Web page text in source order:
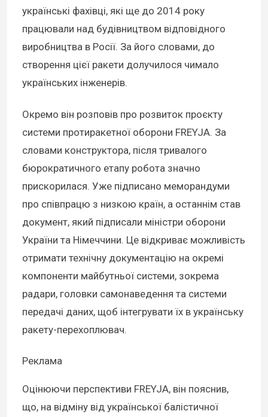
українські фахівці, які ще до 2014 року
працювали над будівництвом відповідного
виробництва в Росії. За його словами, до
створення цієї ракети долучилося чимало
українських інженерів.
Окремо він розповів про розвиток проєкту
системи протиракетної оборони FREYJA. За
словами конструктора, після тривалого
бюрократичного етапу робота значно
прискорилася. Уже підписано меморандуми
про співпрацю з низкою країн, а останнім став
документ, який підписали міністри оборони
України та Німеччини. Це відкриває можливість
отримати технічну документацію на окремі
компоненти майбутньої системи, зокрема
радари, головки самонаведення та системи
передачі даних, щоб інтегрувати їх в українську
ракету-перехоплювач.
Реклама
Оцінюючи перспективи FREYJA, він пояснив,
що, на відміну від української балістичної